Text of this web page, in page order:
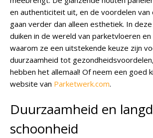
en authenticiteit uit, en de voordelen
gaan verder dan alleen esthetiek. In
duiken in de wereld van parketvloeren
waarom ze een uitstekende keuze zijn
duurzaamheid tot
hebben het allemaal! Of neem een goed
website van Parketwerk.com.
Duurzaamheid en
schoonheid